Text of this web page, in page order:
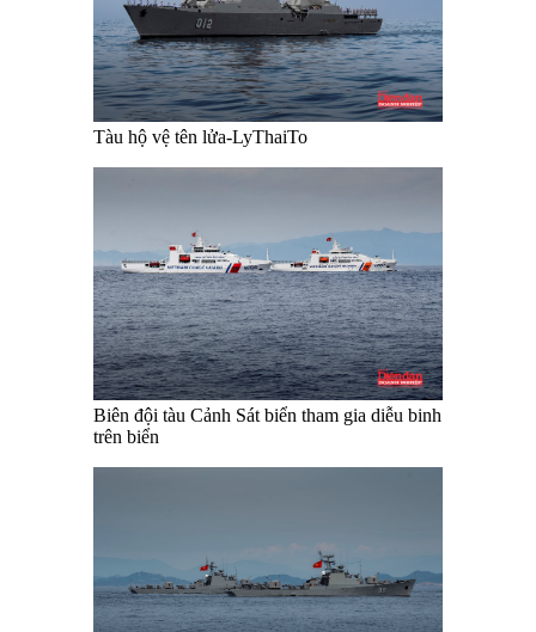
Tàu hộ vệ tên lửa-LyThaiTo
Biên đội tàu Cảnh Sát biển tham gia diễu binh
trên biển